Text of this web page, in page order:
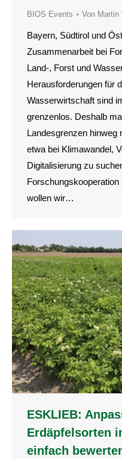
BIOS Events Von Martin
Bayern, Südtirol und
Zusammenarbeit bei
Land-, Forst und
Herausforderungen für
Wasserwirtschaft sind
grenzenlos. Deshalb
Landesgrenzen hinweg
etwa bei Klimawandel,
Digitalisierung zu
wollen wir…
ESKLIEB:
Erdäpfelsorten
einfach